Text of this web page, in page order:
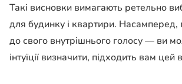
Такі висновки вимагають ретельно
для будинку і квартири. Насамперед,
до свого внутрішнього голосу — ви
інтуїції визначити, підходить вам цей